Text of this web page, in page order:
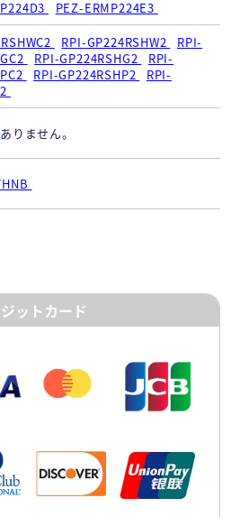
PEZ-ERMP224E3
RPI-GP224RSHW2
RPI-
RPI-GP224RSHG2
RPI-
RPI-GP224RSHP2
RPI-
りません。
ットカード